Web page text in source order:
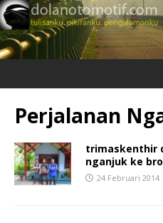
Perjalanan
trimaskenthir
nganjuk ke
24 Februari 2014